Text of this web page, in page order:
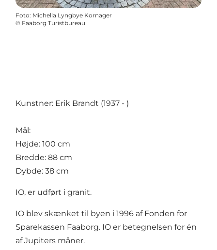
Foto: Michella Lyngbye Kornager
© Faaborg Turistbureau
Kunstner: Erik Brandt (1937 - )
Mål:
Højde: 100 cm
Bredde: 88 cm
Dybde: 38 cm
IO, er udført i granit.
IO blev skænket til byen i 1996 af Fonden for
Sparekassen Faaborg. IO er betegnelsen for én
af Jupiters måner.